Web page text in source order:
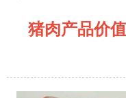
猪肉产品价